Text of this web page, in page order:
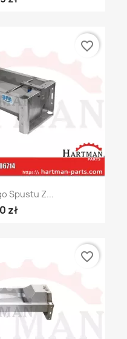
Spustu Z...
zł
favorite_border
favorite_border